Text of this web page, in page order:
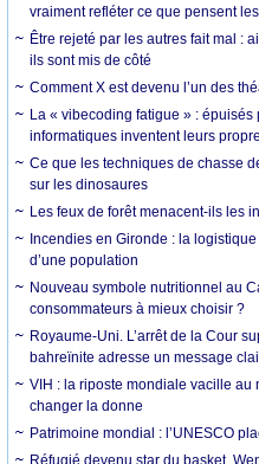
vraiment refléter ce que pensent
Être rejeté par les autres fait mal :
ils sont mis de côté
Comment X est devenu l’un des
La « vibecoding fatigue » : épuisés
informatiques inventent leurs
Ce que les techniques de chasse
sur les dinosaures
Les feux de forêt menacent-ils les
Incendies en Gironde : la
d’une population
Nouveau symbole nutritionnel au
consommateurs à mieux choisir ?
Royaume-Uni. L’arrêt de la Cour
bahreïnite adresse un message
VIH : la riposte mondiale vacille au
changer la donne
Patrimoine mondial : l’UNESCO
Réfugié devenu star du basket,